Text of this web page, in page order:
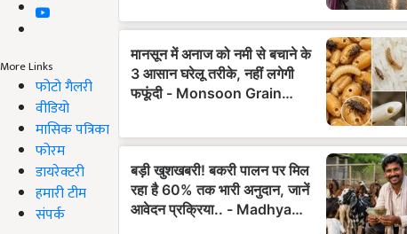
More Links
फोटो गैलरी
वीडियो
मासिक पत्रिका
फोरम
डायरेक्टरी
हमारी टीम
संपर्क